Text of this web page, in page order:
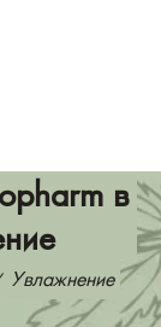
в
Увлажнение